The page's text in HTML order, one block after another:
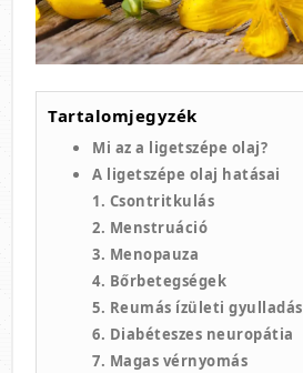
Tartalomjegyzék
Mi az a ligetszépe olaj?
A ligetszépe olaj hatásai
1. Csontritkulás
2. Menstruáció
3. Menopauza
4. Bőrbetegségek
5. Reumás ízületi gyulladás
6. Diabéteszes neuropátia
7. Magas vérnyomás